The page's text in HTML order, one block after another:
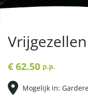
€ 62.50 p.p.
Mogelijk in: